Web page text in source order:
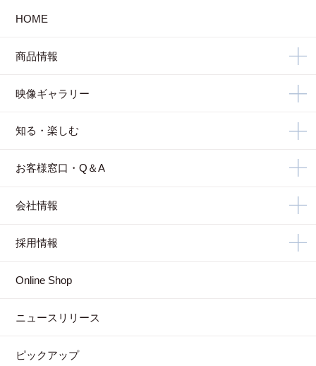
HOME
商品情報
映像ギャラリー
知る・楽しむ
お客様窓口・Q＆A
会社情報
採用情報
Online Shop
ニュースリリース
ピックアップ